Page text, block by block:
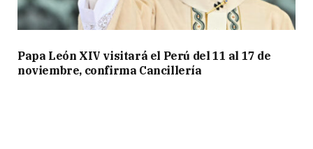
Papa León XIV visitará el Perú del 11 al 17 de
noviembre, confirma Cancillería